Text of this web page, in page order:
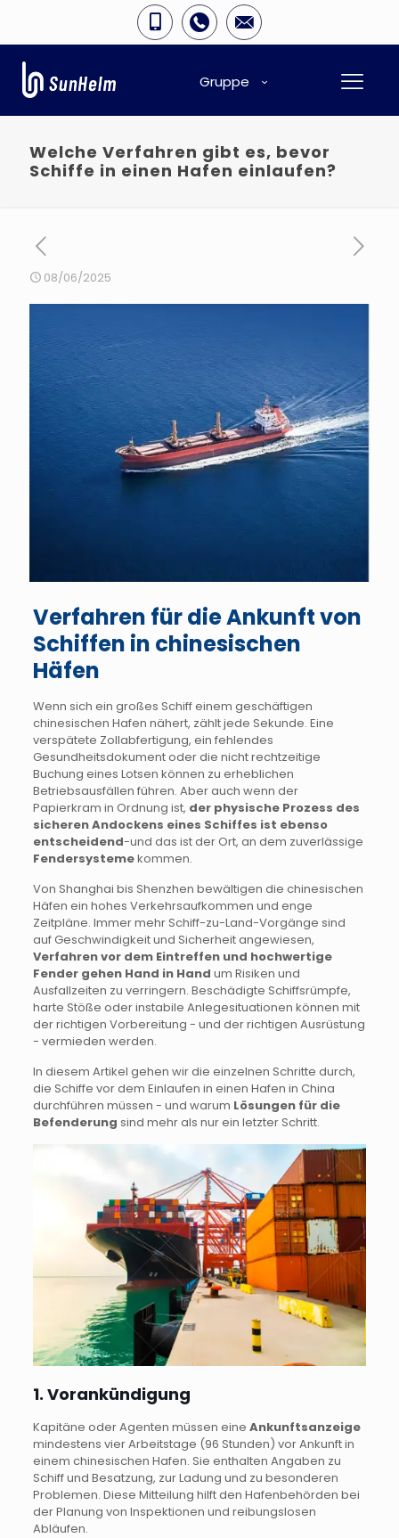
Gruppe
Welche Verfahren gibt es, bevor
Schiffe in einen Hafen einlaufen?
08/06/2025
Verfahren für die Ankunft von
Schiffen in chinesischen
Häfen
Wenn sich ein großes Schiff einem geschäftigen
chinesischen Hafen nähert, zählt jede Sekunde. Eine
verspätete Zollabfertigung, ein fehlendes
Gesundheitsdokument oder die nicht rechtzeitige
Buchung eines Lotsen können zu erheblichen
Betriebsausfällen führen. Aber auch wenn der
Papierkram in Ordnung ist, der physische Prozess des
sicheren Andockens eines Schiffes ist ebenso
entscheidend-und das ist der Ort, an dem zuverlässige
Fendersystemekommen.
Von Shanghai bis Shenzhen bewältigen die chinesischen
Häfen ein hohes Verkehrsaufkommen und enge
Zeitpläne. Immer mehr Schiff-zu-Land-Vorgänge sind
auf Geschwindigkeit und Sicherheit angewiesen,
Verfahren vor dem Eintreffen und hochwertige
Fender gehen Hand in Hand um Risiken und
Ausfallzeiten zu verringern. Beschädigte Schiffsrümpfe,
harte Stöße oder instabile Anlegesituationen können mit
der richtigen Vorbereitung - und der richtigen Ausrüstung
- vermieden werden.
In diesem Artikel gehen wir die einzelnen Schritte durch,
die Schiffe vor dem Einlaufen in einen Hafen in China
durchführen müssen - und warum Lösungen für die
Befenderung sind mehr als nur ein letzter Schritt.
1. Vorankündigung
Kapitäne oder Agenten müssen eine Ankunftsanzeige
mindestens vier Arbeitstage (96 Stunden) vor Ankunft in
einem chinesischen Hafen. Sie enthalten Angaben zu
Schiff und Besatzung, zur Ladung und zu besonderen
Problemen. Diese Mitteilung hilft den Hafenbehörden bei
der Planung von Inspektionen und reibungslosen
Abläufen.